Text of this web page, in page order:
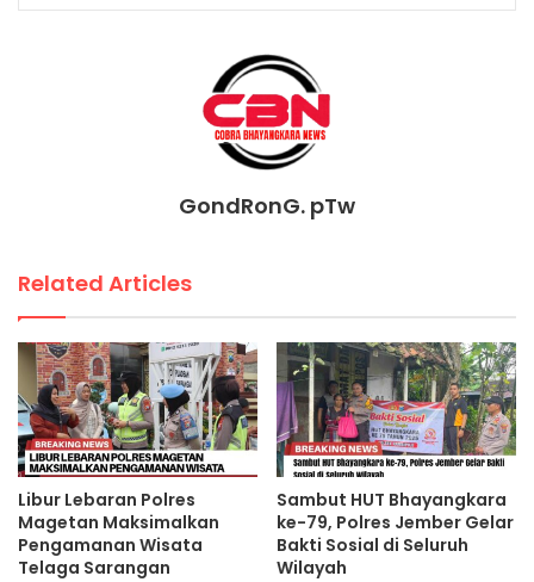
GondRonG. pTw
Related Articles
Libur Lebaran Polres
Magetan Maksimalkan
Pengamanan Wisata
Telaga Sarangan
Sambut HUT Bhayangkara
ke-79, Polres Jember Gelar
Bakti Sosial di Seluruh
Wilayah